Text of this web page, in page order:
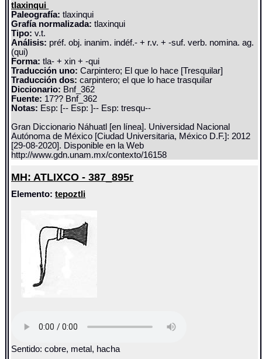
tlaxinqui
Paleografía: tlaxinqui
Grafía normalizada: tlaxinqui
Tipo: v.t.
Análisis: préf. obj. inanim. indéf.- + r.v. + -suf. verb. nomina. ag.
(qui)
Forma: tla- + xin + -qui
Traducción uno: Carpintero; El que lo hace [Tresquilar]
Traducción dos: carpintero; el que lo hace trasquilar
Diccionario: Bnf_362
Fuente: 17?? Bnf_362
Notas: Esp: [-- Esp: ]-- Esp: tresqu--
Gran Diccionario Náhuatl [en línea]. Universidad Nacional
Autónoma de México [Ciudad Universitaria, México D.F.]: 2012
[29-08-2020]. Disponible en la Web
http://www.gdn.unam.mx/contexto/16158
MH: ATLIXCO - 387_895r
Elemento:tepoztli
Sentido: cobre, metal, hacha